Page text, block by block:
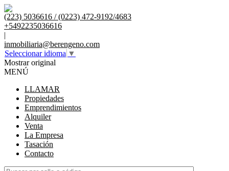
(223) 5036616 / (0223) 472-9192/4683
+5492235036616
|
inmobiliaria@berengeno.com
Seleccionar idioma ▼
Mostrar original
MENÚ
LLAMAR
Propiedades
Emprendimientos
Alquiler
Venta
La Empresa
Tasación
Contacto